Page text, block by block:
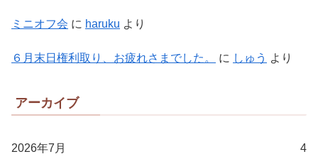
ミニオフ会 に haruku より
６月末日権利取り、お疲れさまでした。 に しゅう より
アーカイブ
2026年7月 4